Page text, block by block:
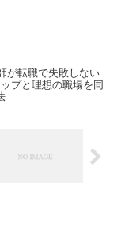
が転職で失敗しない
プと理想の職場を同